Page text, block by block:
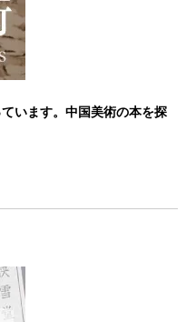
います。中国美術の本を探